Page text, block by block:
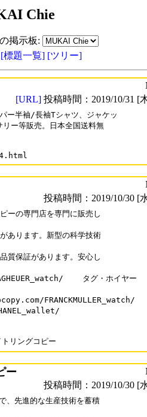
Chie
掲示板:
[標題一覧] [ツリー]
[URL] 投稿時間：2019/10/31 [
ー半袖/長袖Tシャツ、ジャケッ
リー等販売。日本全国送料無
投稿時間：2019/10/30 [
ーの専門店を専門に販売し
あります。新型の科学技術
質保証があります。安心し
タグ・ホイヤー
FRANCKMULLER_watch/
ー
投稿時間：2019/10/30 [
、先進的な生産技術を蓄積